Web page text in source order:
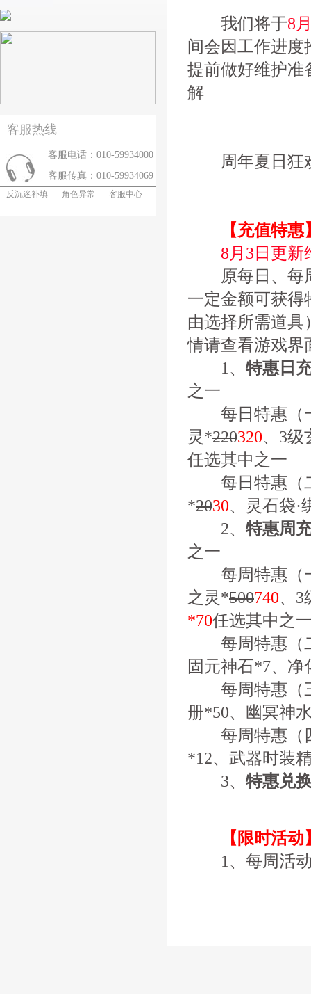
客服热线
客服电话：010-59934000
客服传真：010-59934069
反沉迷补填 角色异常 客服中心
我们将于8
间会因工作进度
提前做好维护准
解
周年夏日狂欢
【充值特惠
8月3日更新
原每日、每周
一定金额可获得
由选择所需道
情请查看游戏界
1、 特惠日
之一
每日特惠（一
灵*220320、3级
任选其中之一
每日特惠（
*2030、灵石袋·
2、 特惠周
之一
每周特惠（一
之灵*500740、3
*70任选其中之
每周特惠（二
固元神石*7、净
每周特惠（三
册*50、幽冥神
每周特惠（四
*12、武器时装
3、 特惠兑
【限时活动
1、每周活